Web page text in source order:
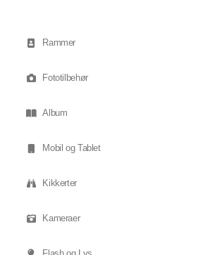
Rammer
Fototilbehør
Album
Mobil og Tablet
Kikkerter
Kameraer